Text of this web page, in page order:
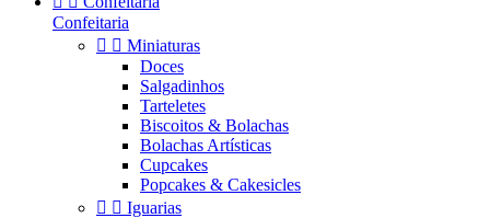
Confeitaria
  Miniaturas
Doces
Salgadinhos
Tarteletes
Biscoitos & Bolachas
Bolachas Artísticas
Cupcakes
Popcakes & Cakesicles
  Iguarias